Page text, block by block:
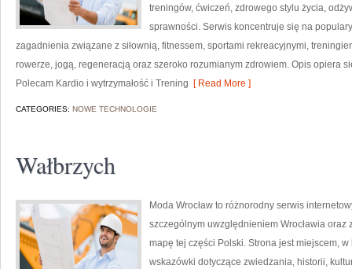
treningów, ćwiczeń, zdrowego stylu życia,
sprawności. Serwis koncentruje się na
zagadnienia związane z siłownią, fitnessem, sportami rekreacyjnymi,
rowerze, jogą, regeneracją oraz szeroko rozumianym zdrowiem. Opis opiera
Polecam Kardio i wytrzymałość i Trening [ Read More ]
CATEGORIES: NOWE TECHNOLOGIE
Wałbrzych
Moda Wrocław to różnorodny serwis
szczególnym uwzględnieniem Wrocławia
mapę tej części Polski. Strona jest miejscem,
wskazówki dotyczące zwiedzania, historii,